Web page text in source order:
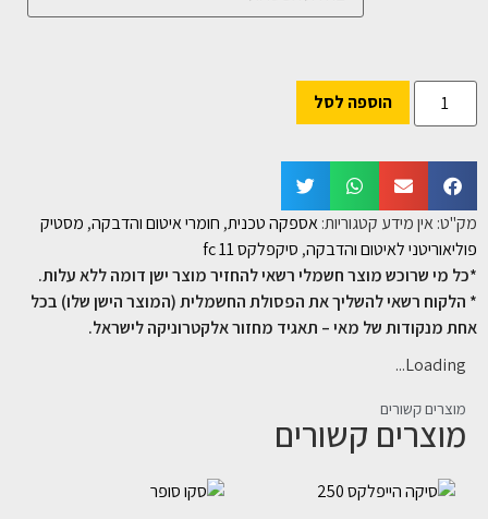
הוספה לסל
מק"ט: אין מידע קטגוריות:אספקה טכנית, חומרי איטום והדבקה, מסטיק
פוליאוריטני לאיטום והדבקה, סיקפלקס 11 fc
*כל מי שרוכש מוצר חשמלי רשאי להחזיר מוצר ישן דומה ללא עלות.
* הלקוח רשאי להשליך את הפסולת החשמלית (המוצר הישן שלו) בכל
אחת מנקודות של מאי – תאגיד מחזור אלקטרוניקה לישראל.
Loading...
מוצרים קשורים
מוצרים קשורים